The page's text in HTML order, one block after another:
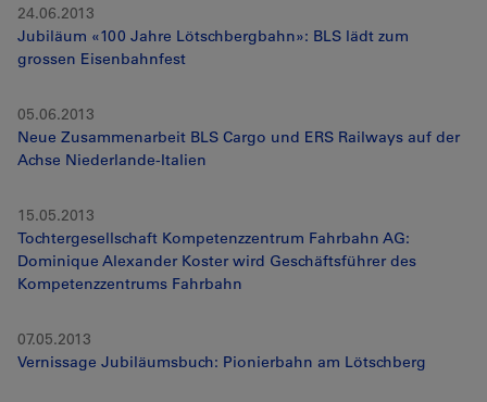
24.06.2013
Jubiläum «100 Jahre Lötschbergbahn»: BLS lädt zum
grossen Eisenbahnfest
05.06.2013
Neue Zusammenarbeit BLS Cargo und ERS Railways auf der
Achse Niederlande-Italien
15.05.2013
Tochtergesellschaft Kompetenzzentrum Fahrbahn AG:
Dominique Alexander Koster wird Geschäftsführer des
Kompetenzzentrums Fahrbahn
07.05.2013
Vernissage Jubiläumsbuch: Pionierbahn am Lötschberg